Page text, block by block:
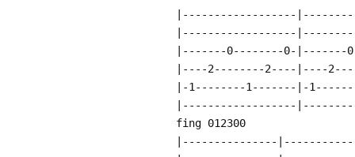
|------------------
|------------------
|-------0--------0-|-------
|----2--------2----|----
|-1--------1-------|-
|------------------
fing 012300
|---------------